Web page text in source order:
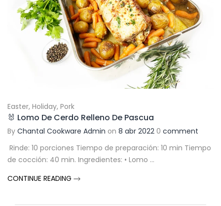
Easter, Holiday, Pork
🐰 Lomo De Cerdo Relleno De Pascua
By Chantal Cookware Admin on 8 abr 2022 0 comment
Rinde: 10 porciones Tiempo de preparación: 10 min Tiempo
de cocción: 40 min. Ingredientes: • Lomo ...
CONTINUE READING